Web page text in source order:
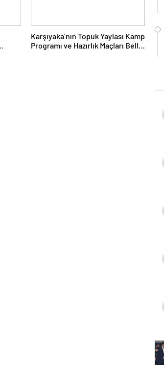
Karşıyaka’nın Topuk Yaylası Kamp
Programı ve Hazırlık Maçları Belli